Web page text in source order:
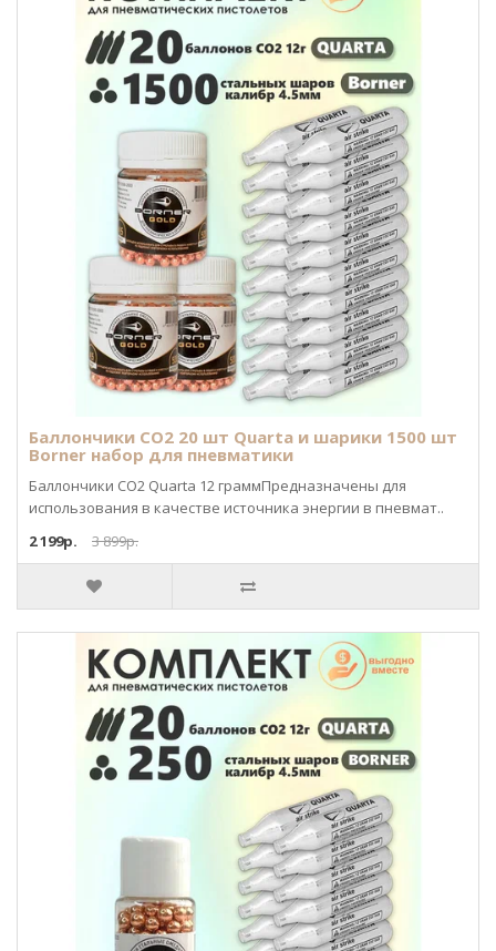
Баллончики CO2 20 шт Quarta и шарики 1500 шт
Borner набор для пневматики
Баллончики CO2 Quarta 12 граммПредназначены для
использования в качестве источника энергии в пневмат..
2 199р.
3 899р.